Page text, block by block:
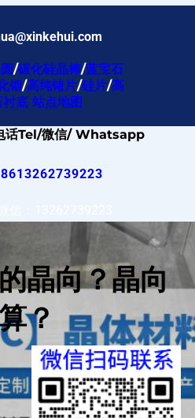
/碳化硅晶棒/蓝宝石
铟/高纯锗片/硅片/高
衬底 站点地图
话Tel/微信/ Whatsapp
晶向？晶向
？